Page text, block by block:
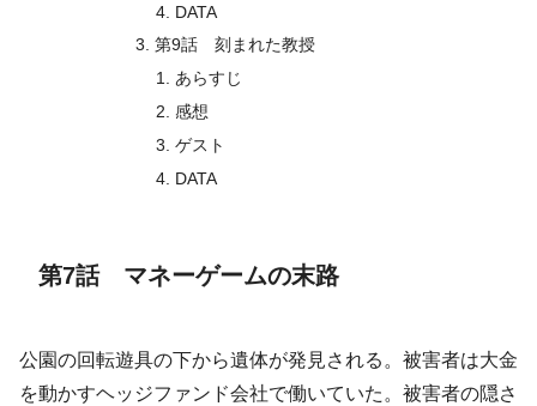
DATA
第9話 刻まれた教授
あらすじ
感想
ゲスト
DATA
第7話 マネーゲームの末路
公園の回転遊具の下から遺体が発見される。被害者は大金
を動かすヘッジファンド会社で働いていた。被害者の隠さ